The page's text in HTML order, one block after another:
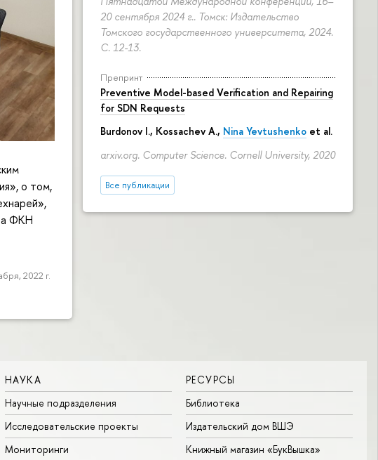
20 сентября 2024 г.. Томск: Издательство
Томского государственного университета, 2024.
С. 12-13.
Препринт
Preventive Model-based Verification and Repairing
for SDN Requests
Burdonov I., Kossachev A., Nina Yevtushenko et al.
arxiv.org. Computer Science. Cornell University, 2020
Все публикации
о том,
ФКН
2022 г.
НАУКА
Научные подразделения
Исследовательские проекты
Мониторинги
РЕСУРСЫ
Библиотека
Издательский дом ВШЭ
Книжный магазин «БукВышка»